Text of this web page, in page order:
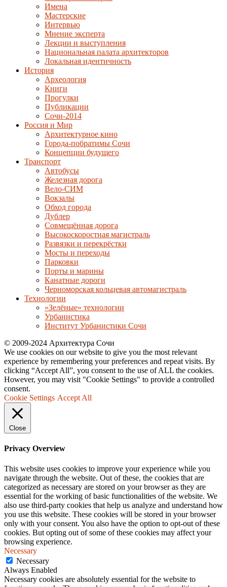
Имена
Мастерские
Интервью
Мнение эксперта
Лекции и выступления
Национальная палата архитекторов
Локальная идентичность
История
Археология
Книги
Прогулки
Публикации
Сочи-2014
Россия и Мир
Архитектурное кино
Города-побратимы Сочи
Концепции будущего
Транспорт
Автобусы
Железная дорога
Вело-СИМ
Вокзалы
Обход города
Дублер
Совмещённая дорога
Высокоскоростная магистраль
Развязки и перекрёстки
Мосты и переходы
Парковки
Порты и марины
Канатные дороги
Черноморская кольцевая автомагистраль
Технологии
«Зелёные» технологии
Урбанистика
Институт Урбанистики Сочи
© 2009-2024 Архитектура Сочи
We use cookies on our website to give you the most relevant
experience by remembering your preferences and repeat visits. By
clicking “Accept All”, you consent to the use of ALL the cookies.
However, you may visit "Cookie Settings" to provide a controlled
consent.
Cookie Settings Accept All
Close
Privacy Overview
This website uses cookies to improve your experience while you
navigate through the website. Out of these, the cookies that are
categorized as necessary are stored on your browser as they are
essential for the working of basic functionalities of the website. We
also use third-party cookies that help us analyze and understand how
you use this website. These cookies will be stored in your browser
only with your consent. You also have the option to opt-out of these
cookies. But opting out of some of these cookies may affect your
browsing experience.
Necessary
Necessary
Always Enabled
Necessary cookies are absolutely essential for the website to